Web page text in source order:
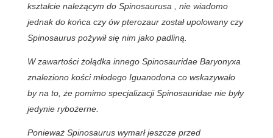
kształcie należącym do Spinosaurusa , nie wiadomo
jednak do końca czy ów pterozaur został upolowany czy
Spinosaurus pożywił się nim jako padliną.
W zawartości żołądka innego Spinosauridae Baryonyxa
znaleziono kości młodego Iguanodona co wskazywało
by na to, że pomimo specjalizacji Spinosauridae nie były
jedynie rybożerne.
Ponieważ Spinosaurus wymarł jeszcze przed